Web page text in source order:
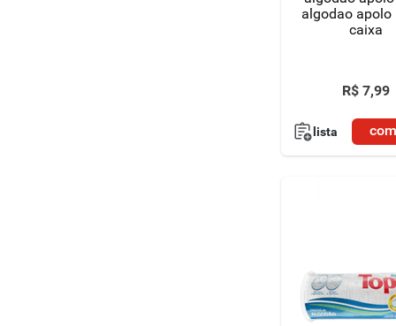
algodao apolo
caixa
R$ 7,99
lista